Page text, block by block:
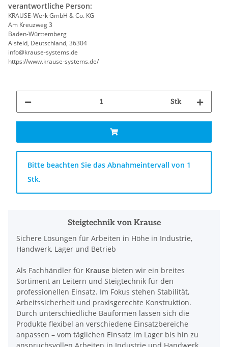
verantwortliche Person:
KRAUSE-Werk GmbH & Co. KG
Am Kreuzweg 3
Baden-Württemberg
Alsfeld, Deutschland, 36304
info@krause-systems.de
https://www.krause-systems.de/
Stk
x
Bitte beachten Sie das Abnahmeintervall von 1
Stk.
Steigtechnik von Krause
Sichere Lösungen für Arbeiten in Höhe in Industrie,
Handwerk, Lager und Betrieb
Als Fachhändler für Krause bieten wir ein breites
Sortiment an Leitern und Steigtechnik für den
professionellen Einsatz. Im Fokus stehen Stabilität,
Arbeitssicherheit und praxisgerechte Konstruktion.
Durch unterschiedliche Bauformen lassen sich die
Produkte flexibel an verschiedene Einsatzbereiche
anpassen – vom täglichen Einsatz im Lager bis hin zu
anspruchsvollen Arbeiten in Industrie und Handwerk.